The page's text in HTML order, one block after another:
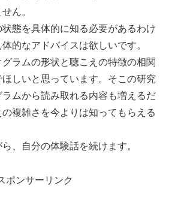
ん。
態を具体的に知る必要があるわけ
的なアドバイスは欲しいです。
ラムの形状と聴こえの特徴の相関
しいと思っています。そこの研究
ムから読み取れる内容も増えるだ
複雑さを今よりは知ってもらえる
、自分の体験話を続けます。
ポンサーリンク